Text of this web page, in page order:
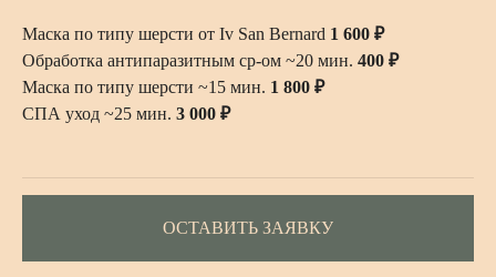
Маска по типу шерсти от Iv San Bernard 1 600 ₽
Обработка антипаразитным ср-ом ~20 мин. 400 ₽
Маска по типу шерсти ~15 мин. 1 800 ₽
СПА уход ~25 мин. 3 000 ₽
ОСТАВИТЬ ЗАЯВКУ
ПОИСКОМ ПО ПОРОДЕ ИЛИ
НАЗВАНИЮ